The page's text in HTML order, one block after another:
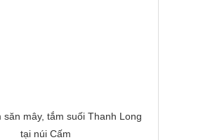
săn mây, tắm suối Thanh Long
tại núi Cấm